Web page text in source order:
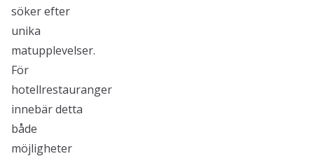
söker efter
unika
matupplevelser.
För
hotellrestauranger
innebär detta
både
möjligheter